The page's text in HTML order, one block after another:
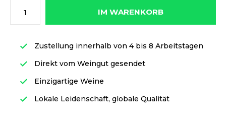
IM WARENKORB
Zustellung innerhalb von 4 bis 8 Arbeitstagen
Direkt vom Weingut gesendet
Einzigartige Weine
Lokale Leidenschaft, globale Qualität